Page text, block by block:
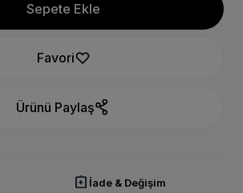
Sepete Ekle
Favori
Ürünü Paylaş
assignment_return İade & Değişim